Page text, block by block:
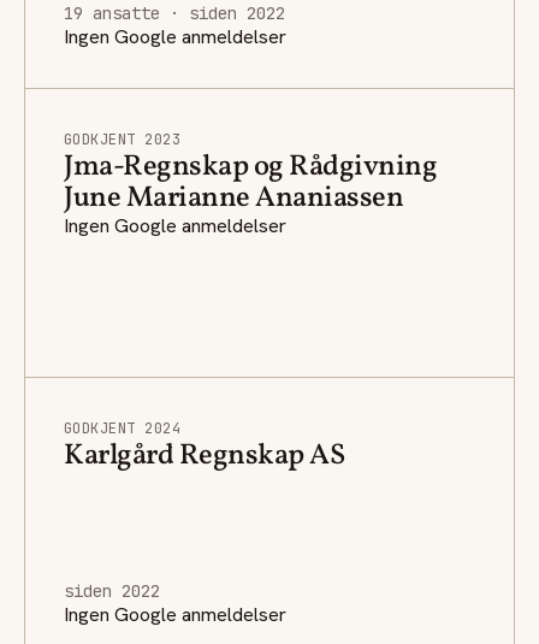
19 ansatte · siden 2022
Ingen Google anmeldelser
GODKJENT 2023
Jma-Regnskap og Rådgivning
June Marianne Ananiassen
Ingen Google anmeldelser
GODKJENT 2024
Karlgård Regnskap AS
siden 2022
Ingen Google anmeldelser